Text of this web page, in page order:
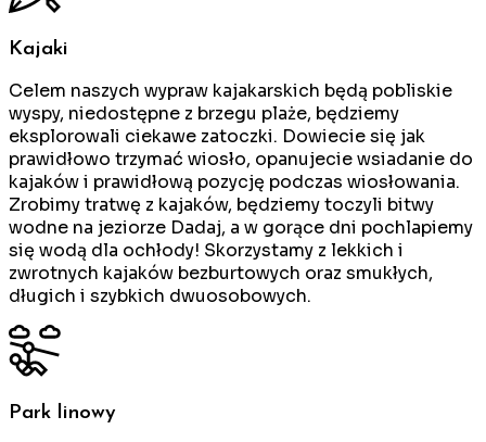
Kajaki
Celem naszych wypraw kajakarskich będą pobliskie
wyspy, niedostępne z brzegu plaże, będziemy
eksplorowali ciekawe zatoczki. Dowiecie się jak
prawidłowo trzymać wiosło, opanujecie wsiadanie do
kajaków i prawidłową pozycję podczas wiosłowania.
Zrobimy tratwę z kajaków, będziemy toczyli bitwy
wodne na jeziorze Dadaj, a w gorące dni pochlapiemy
się wodą dla ochłody! Skorzystamy z lekkich i
zwrotnych kajaków bezburtowych oraz smukłych,
długich i szybkich dwuosobowych.
Park linowy